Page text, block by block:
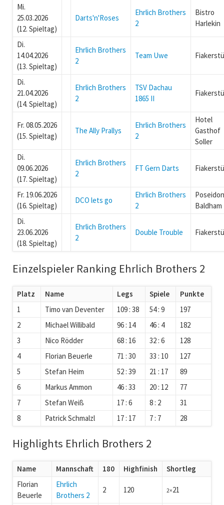
Mi.
25.03.2026
(12. Spieltag)
Darts'n'Roses
Ehrlich Brothers
2
Bistro
Harlekin
Di.
14.04.2026
(13. Spieltag)
Ehrlich Brothers
2
Team Uwe
Di.
21.04.2026
(14. Spieltag)
Ehrlich Brothers
2
TSV Dachau
1865 II
Fr. 08.05.2026
(15. Spieltag)
The Ally Prallys
Ehrlich Brothers
2
Hotel
Gasthof
Soller
Di.
09.06.2026
(17. Spieltag)
Ehrlich Brothers
2
FT Gern Darts
Fr. 19.06.2026
(16. Spieltag)
DCO lets go
Ehrlich Brothers
2
Baldham
Di.
23.06.2026
(18. Spieltag)
Ehrlich Brothers
2
Double Trouble
Einzelspieler Ranking Ehrlich Brothers 2
Platz Name Legs Spiele
Punkte
1
Timo van Deventer 109 : 38 54 : 9
197
2
Michael Willibald 96 : 14 46 : 4
182
3
Nico Rödder 68 : 16 32 : 6
128
4
Florian Beuerle 71 : 30 33 : 10
127
5
Stefan Heim 52 : 39 21 : 17
89
6
Markus Ammon 46 : 33 20 : 12
77
7
Stefan Weiß 17 : 6 8 : 2
31
8
Patrick Schmalzl 17 : 17 7 : 7 28
Highlights Ehrlich Brothers 2
Name Mannschaft 180 Highfinish
Shortleg
Florian
Beuerle
Ehrlich
Brothers 2
2 120 2×21